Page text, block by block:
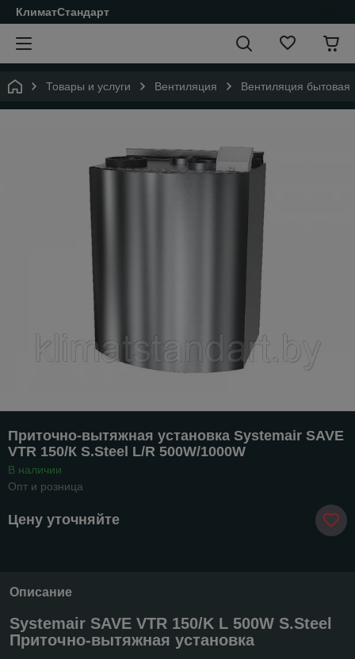
КлиматСтандарт
Товары и услуги Вентиляция Вентиляция бытовая
Приточно-вытяжная установка Systemair SAVE
VTR 150/К S.Steel L/R 500W/1000W
В наличии
Опт и розница
Цену уточняйте
Описание
Systemair SAVE VTR 150/K L 500W S.Steel
Приточно-вытяжная установка